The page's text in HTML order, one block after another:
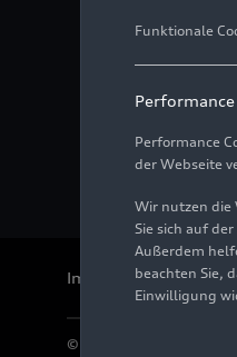
Impressum
© 2026 AUDI AG. Alle
Funktionale
Performance
der Webseite
Wir nutzen die
Sie sich auf
Außerdem
beachten Sie,
Einwilligung